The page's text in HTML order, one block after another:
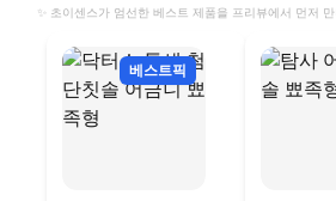
✨ 초이센스가 엄선한 베스트 제품을 프리뷰에서 먼저
베스트픽